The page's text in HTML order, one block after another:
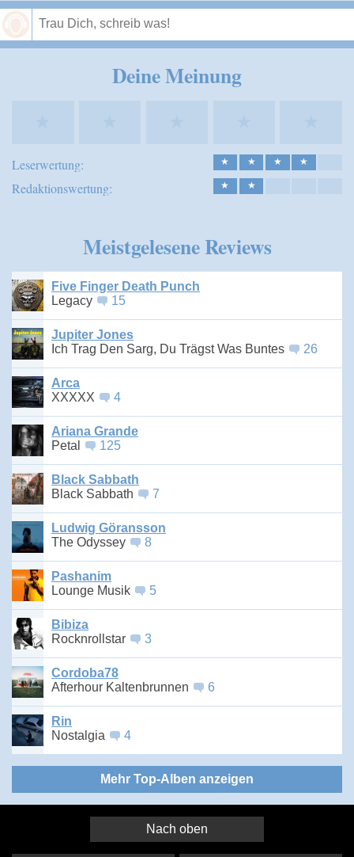
Deine Meinung
Leserwertung: ★ ★ ★ ★
Redaktionswertung: ★ ★
Meistgelesene Reviews
Five Finger Death Punch
Legacy
15
Jupiter Jones
Ich Trag Den Sarg, Du Trägst Was Buntes
26
Arca
XXXXX
4
Ariana Grande
Petal
125
Black Sabbath
Black Sabbath
7
Ludwig Göransson
The Odyssey
8
Pashanim
Lounge Musik
5
Bibiza
Rocknrollstar
3
Cordoba78
Afterhour Kaltenbrunnen
6
Rin
Nostalgia
4
Mehr Top-Alben anzeigen
Nach oben